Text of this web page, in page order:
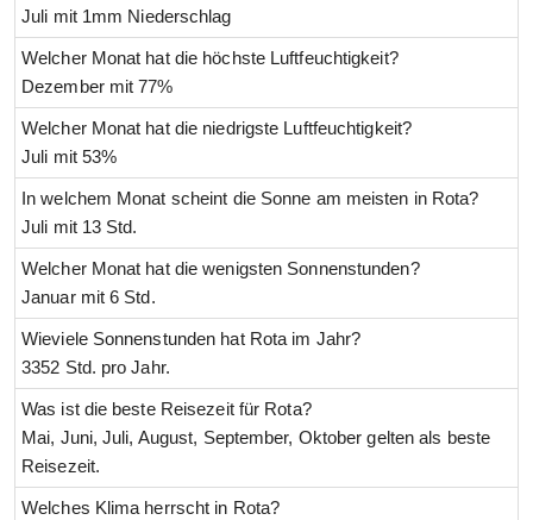
Juli mit 1mm Niederschlag
Welcher Monat hat die höchste Luftfeuchtigkeit?
Dezember mit 77%
Welcher Monat hat die niedrigste Luftfeuchtigkeit?
Juli mit 53%
In welchem Monat scheint die Sonne am meisten in Rota?
Juli mit 13 Std.
Welcher Monat hat die wenigsten Sonnenstunden?
Januar mit 6 Std.
Wieviele Sonnenstunden hat Rota im Jahr?
3352 Std. pro Jahr.
Was ist die beste Reisezeit für Rota?
Mai, Juni, Juli, August, September, Oktober gelten als beste
Reisezeit.
Welches Klima herrscht in Rota?